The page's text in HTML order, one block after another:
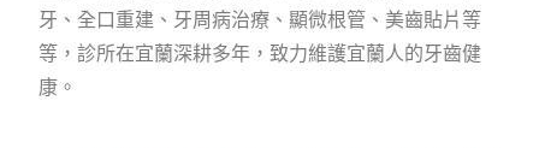
牙、全口重建、牙周病治療、顯微根管、美齒貼片等
等，診所在宜蘭深耕多年，致力維護宜蘭人的牙齒健
康。